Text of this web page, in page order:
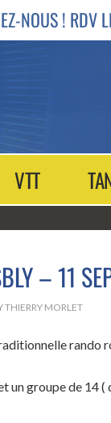
NOUS ! RDV
VTT
– 11
THIERRY MORLET
rando
un groupe de 14